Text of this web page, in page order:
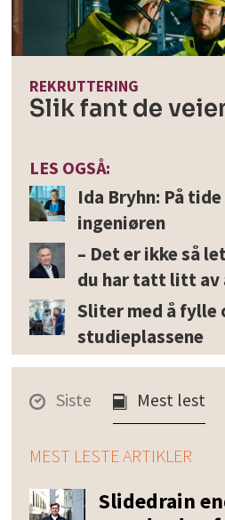
REKRUTTERING
Slik fant de
LES OGSÅ:
Ida Bryhn: På
ingeniøren
– Det er ikke så
du har tatt litt av
Sliter med å fylle
studieplassene
Siste Mest lest
MEST LESTE ARTIKLER
Slidedrain